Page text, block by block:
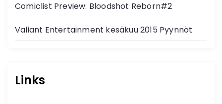
Comiclist Preview: Bloodshot Reborn#2
Valiant Entertainment kesäkuu 2015 Pyynnöt
Links